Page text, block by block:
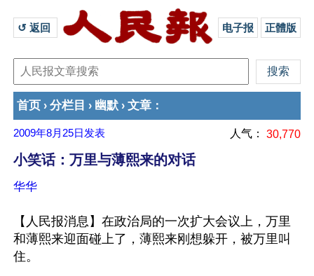
↺ 返回 电子报 正體版
首页 › 分栏目 › 幽默 › 文章 ：
2009年8月25日 发表 人气： 30,770
小笑话：万里与薄熙来的对话
华华
【人民报消息】在政治局的一次扩大会议上，万里
和薄熙来迎面碰上了，薄熙来刚想躲开，被万里叫
住。